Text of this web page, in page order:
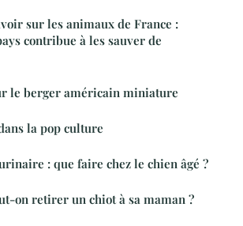
sur les animaux de France :
contribue à les sauver de
le berger américain miniature
la pop culture
: que faire chez le chien âgé ?
on retirer un chiot à sa maman ?